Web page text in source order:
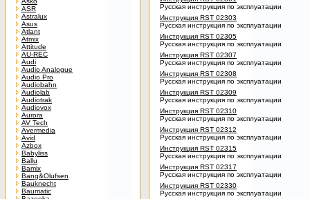
ASR
Astralux
Asus
Atlant
Atmix
Attitude
AU-REC
Audi
Audio Analogue
Audio Pro
Audiobahn
Audiolab
Audiotrak
Audiovox
Aurora
AV Tech
Avermedia
Avid
Azbox
Babyliss
Ballu
Bamix
Bang&Olufsen
Bauknecht
Baumatic
Русская инструкция по эксплуатации
Инструкция RST 02303
Русская инструкция по эксплуатации
Инструкция RST 02305
Русская инструкция по эксплуатации
Инструкция RST 02307
Русская инструкция по эксплуатации
Инструкция RST 02308
Русская инструкция по эксплуатации
Инструкция RST 02309
Русская инструкция по эксплуатации
Инструкция RST 02310
Русская инструкция по эксплуатации
Инструкция RST 02312
Русская инструкция по эксплуатации
Инструкция RST 02315
Русская инструкция по эксплуатации
Инструкция RST 02317
Русская инструкция по эксплуатации
Инструкция RST 02330
Русская инструкция по эксплуатации